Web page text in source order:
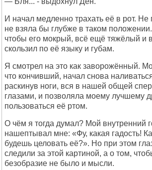
И начал медленно трахать её в рот. Не
не взяла бы глубже в таком
чтобы его мокрый, всё ещё тяжёлый и
скользил по её языку и губам.
Я смотрел на это как заворожённый.
что кончивший, начал снова
раскинув ноги, вся в нашей общей
глазами, и позволяла моему лучшему
пользоваться её ртом.
О чём я тогда думал? Мой внутренний
нашептывал мне: «Фу, какая гадость!
будешь целовать её?». Но при этом
следили за этой картиной, а о том,
безобразие не было и мысли.